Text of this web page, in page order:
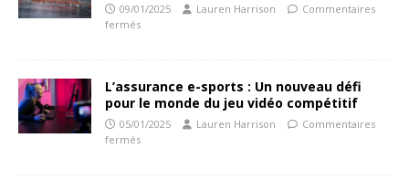
09/01/2025 Lauren Harrison
Commentaires
fermés
L’assurance e-sports : Un nouveau défi
pour le monde du jeu vidéo compétitif
05/01/2025 Lauren Harrison
Commentaires
fermés